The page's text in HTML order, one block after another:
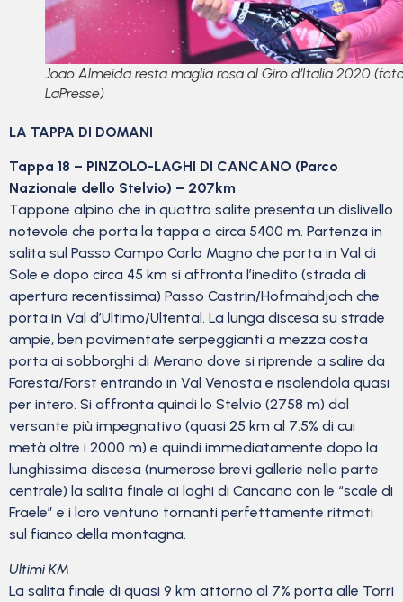
Joao Almeida resta maglia rosa al Giro d’Italia 2020
LaPresse)
LA TAPPA DI DOMANI
Tappa 18 – PINZOLO-LAGHI DI CANCANO (Parco
Nazionale dello Stelvio) – 207km
Tappone alpino che in quattro salite presenta un dislivello
notevole che porta la tappa a circa 5400 m. Partenza in
salita sul Passo Campo Carlo Magno che porta in Val di
Sole e dopo circa 45 km si affronta l’inedito (strada di
apertura recentissima) Passo Castrin/Hofmahdjoch che
porta in Val d’Ultimo/Ultental. La lunga discesa su strade
ampie, ben pavimentate serpeggianti a mezza costa
porta ai sobborghi di Merano dove si riprende a salire da
Foresta/Forst entrando in Val Venosta e risalendola quasi
per intero. Si affronta quindi lo Stelvio (2758 m) dal
versante più impegnativo (quasi 25 km al 7.5% di cui
metà oltre i 2000 m) e quindi immediatamente dopo la
lunghissima discesa (numerose brevi gallerie nella parte
centrale) la salita finale ai laghi di Cancano con le “scale di
Fraele” e i loro ventuno tornanti perfettamente ritmati
sul fianco della montagna.
Ultimi KM
La salita finale di quasi 9 km attorno al 7% porta alle Torri